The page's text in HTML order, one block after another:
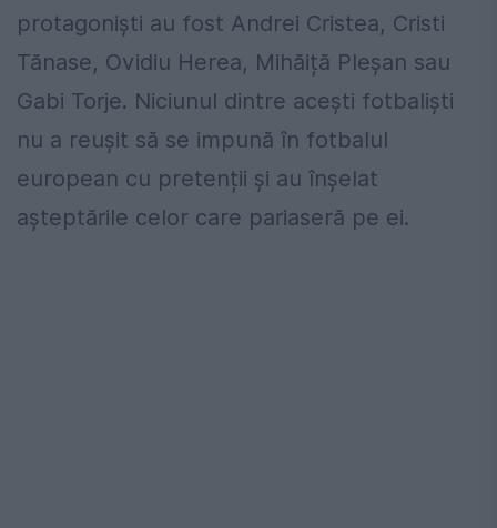
protagoniști au fost Andrei Cristea, Cristi
Tănase, Ovidiu Herea, Mihăiță Pleșan sau
Gabi Torje. Niciunul dintre acești fotbaliști
nu a reușit să se impună în fotbalul
european cu pretenții și au înșelat
așteptările celor care pariaseră pe ei.